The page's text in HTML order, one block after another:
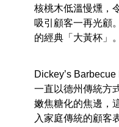
核桃木低溫慢燻，
吸引顧客一再光顧
的經典「大黃杯」。
Dickey’s
一直以德州傳統方
嫩焦糖化的焦邊，
入家庭傳統的顧客